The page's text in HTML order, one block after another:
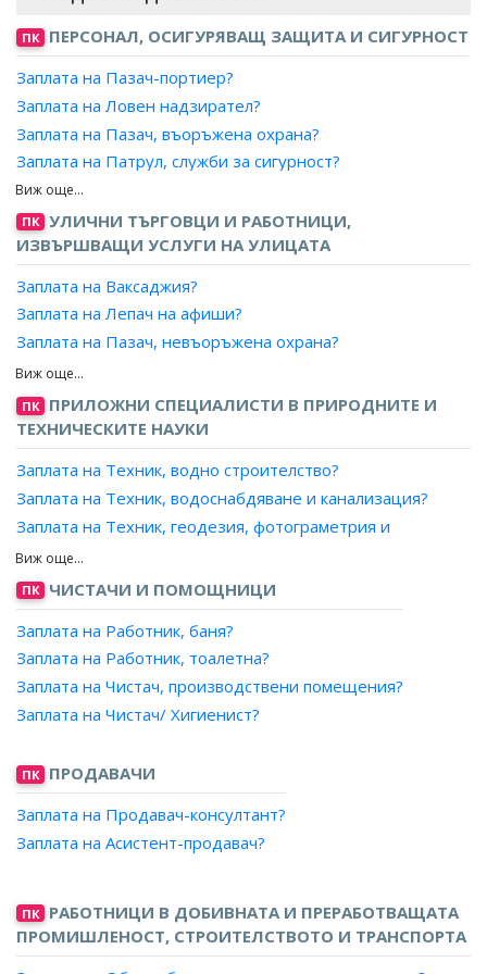
ПК ПЕРСОНАЛ, ОСИГУРЯВАЩ ЗАЩИТА И СИГУРНОСТ
Заплата на Пазач-портиер?
Заплата на Ловен надзирател?
Заплата на Пазач, въоръжена охрана?
Заплата на Патрул, служби за сигурност?
Заплата на Полски пазач-пъдар?
Заплата на Прелезопазач?
Заплата на Риболовен надзирател?
Заплата на Младши инструктор, охраната?
Заплата на Старши сътрудник, охраната?
Заплата на Сътрудник, охрана?
Заплата на Горски стражар?
Заплата на Организатор, охрана?
Заплата на Оператор, сигурност?
ПК УЛИЧНИ ТЪРГОВЦИ И РАБОТНИЦИ,
ИЗВЪРШВАЩИ УСЛУГИ НА УЛИЦАТА
Заплата на Ваксаджия?
Заплата на Лепач на афиши?
Заплата на Пазач, невъоръжена охрана?
Заплата на Разпространител на безплатни вестници и
брошури?
Заплата на Пазач?
ПК ПРИЛОЖНИ СПЕЦИАЛИСТИ В ПРИРОДНИТЕ И
ТЕХНИЧЕСКИТЕ НАУКИ
Заплата на Техник, водно строителство?
Заплата на Техник, водоснабдяване и канализация?
Заплата на Техник, геодезия, фотограметрия и
картография?
Заплата на Техник, гражданско строителство
(конструктор)?
Заплата на Техник, гражданско строителство
(хидравлик)?
Заплата на Техник, земемерство, земеустройство?
Заплата на Техник, инвеститорски контрол?
поддържане на железния път?
Заплата на Техник, строителство и архитектура?
Заплата на Строителен техник, проектно-технически
отдел?
Заплата на Дефектоскопист по железния път и
съоръженията?
ПК ЧИСТАЧИ И ПОМОЩНИЦИ
Заплата на Работник, баня?
Заплата на Работник, тоалетна?
Заплата на Чистач, производствени помещения?
Заплата на Чистач/ Хигиенист?
ПК ПРОДАВАЧИ
Заплата на Продавач-консултант?
Заплата на Асистент-продавач?
ПК РАБОТНИЦИ В ДОБИВНАТА И ПРЕРАБОТВАЩАТА
ПРОМИШЛЕНОСТ, СТРОИТЕЛСТВОТО И ТРАНСПОРТА